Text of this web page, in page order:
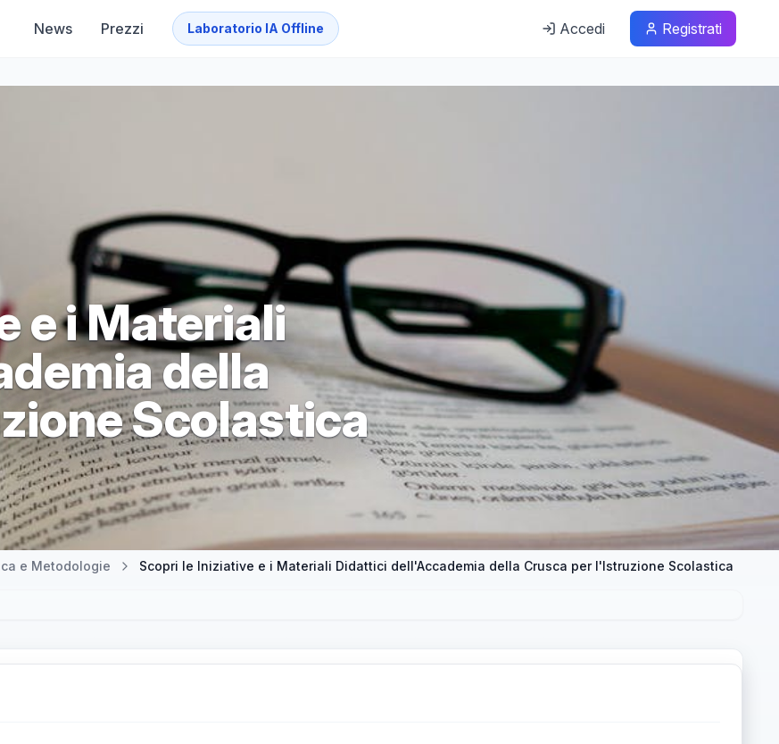
News Prezzi Laboratorio IA Offline Accedi Registrati
e i Materiali
della
Scolastica
e Metodologie Scopri le Iniziative e i Materiali Didattici dell'Accademia della Crusca per l'Istruzione Scolastica